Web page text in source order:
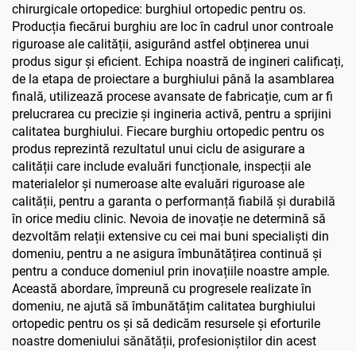
chirurgicale ortopedice: burghiul ortopedic pentru os.
Producția fiecărui burghiu are loc în cadrul unor controale
riguroase ale calității, asigurând astfel obținerea unui
produs sigur și eficient. Echipa noastră de ingineri calificați,
de la etapa de proiectare a burghiului până la asamblarea
finală, utilizează procese avansate de fabricație, cum ar fi
prelucrarea cu precizie și ingineria activă, pentru a sprijini
calitatea burghiului. Fiecare burghiu ortopedic pentru os
produs reprezintă rezultatul unui ciclu de asigurare a
calității care include evaluări funcționale, inspecții ale
materialelor și numeroase alte evaluări riguroase ale
calității, pentru a garanta o performanță fiabilă și durabilă
în orice mediu clinic. Nevoia de inovație ne determină să
dezvoltăm relații extensive cu cei mai buni specialiști din
domeniu, pentru a ne asigura îmbunătățirea continuă și
pentru a conduce domeniul prin inovațiile noastre ample.
Această abordare, împreună cu progresele realizate în
domeniu, ne ajută să îmbunătățim calitatea burghiului
ortopedic pentru os și să dedicăm resursele și eforturile
noastre domeniului sănătății, profesioniștilor din acest